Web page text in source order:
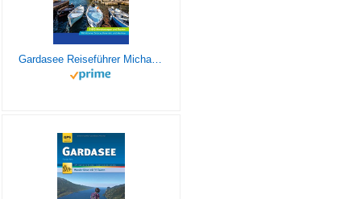
Gardasee Reiseführer Michael Müller Verlag: Individuell reisen mit vielen praktischen Tipps (MM-Reisen)